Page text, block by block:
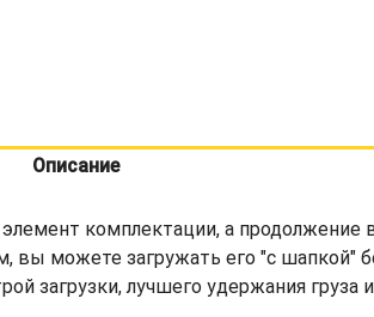
Описание
комплектации, а
вы можете загружать его "с
загрузки, лучшего удержания